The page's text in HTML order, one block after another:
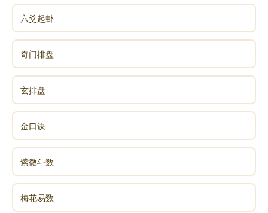
南无宝莲华善住娑(suō)罗树王佛
南无法界藏(zàng)身阿弥陀佛
如是等一切世界，诸佛世尊，常住在世。是诸世尊，
当慈念我。若我此生，若我前生，从无始生死以来，所
做众罪。若自作，若教他作，见作随喜。若塔若僧，若
四方僧物。若自取，若教他取，见取随喜。五无间罪，
若自作，若教他作，见作随喜。十不善道，若自作，若
教他作，见作随喜。所作罪障，或有覆藏，或不覆藏。
应堕地狱，恶鬼畜生，诸余恶趣，边地下贱，及蔑(miè)
戾(lì)车，如是等处。所作罪障，今皆忏悔。今诸佛世
尊，当证知我，当忆念我。我复于诸佛世尊前，作如是
言。若我此生，若我余生。曾行布施或守净戒，乃至施
六爻起卦
奇门排盘
玄排盘
金口诀
紫微斗数
梅花易数